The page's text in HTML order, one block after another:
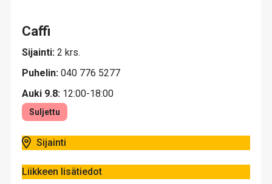
Caffi
Sijainti: 2 krs.
Puhelin: 040 776 5277
Auki 9.8: 12:00-18:00
Suljettu
Sijainti
Liikkeen lisätiedot